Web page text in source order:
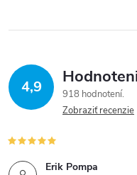
4,9
918 hodnotení
Zobraziť recenzie
Erik Pompa